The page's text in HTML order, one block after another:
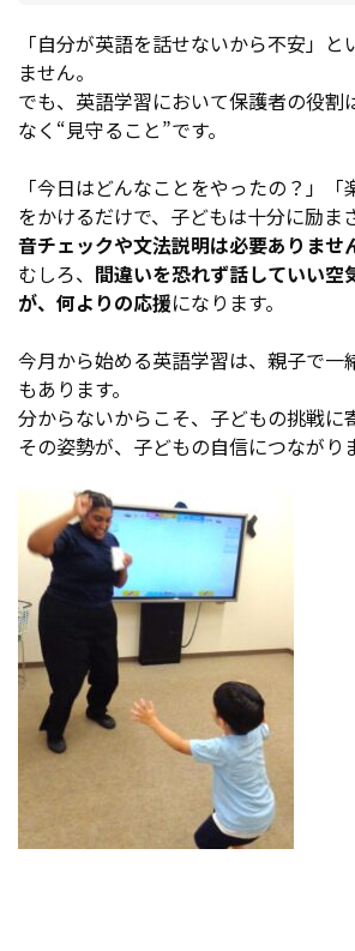
「自分が英語を話せないから不安」と
ません。
でも、英語学習において保護者の役割
なく“見守ること”です。
「今日はどんなことをやったの？」
をかけるだけで、子どもは十分に励ま
音チェックや文法説明は必要ありませ
むしろ、 間違いを恐れず話していい空
が、何よりの応援になります。
今月から始める英語学習は、親子で一
もあります。
分からないからこそ、子どもの挑戦に
その姿勢が、子どもの自信につながり